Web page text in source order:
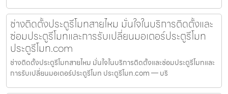
ช่างติดตั้งประตูรีโมทสายไหม มั่นใจในบริการติดตั้งและ
ซ่อมประตูรีโมทและการรับเปลี่ยนมอเตอร์ประตูรีโมท
ประตูรีโมท.com
ช่างติดตั้งประตูรีโมทสายไหม มั่นใจในบริการติดตั้งและซ่อมประตูรีโมทและ
การรับเปลี่ยนมอเตอร์ประตูรีโมท ประตูรีโมท.com — บริ